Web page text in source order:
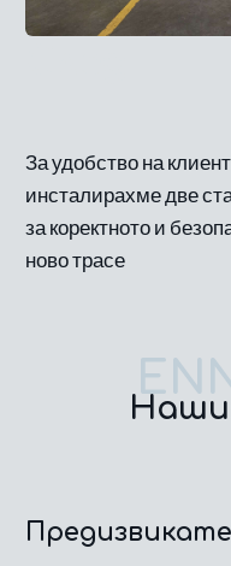
За удобство на
инсталирахме две
за коректното и
ново трасе